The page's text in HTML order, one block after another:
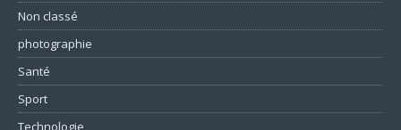
Non classé
photographie
Santé
Sport
Technologie